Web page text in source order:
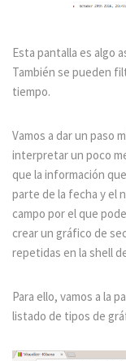
Esta pantalla es algo
También se pueden
tiempo.
Vamos a dar un paso
interpretar un poco
que la información
parte de la fecha y el
campo por el que
crear un gráfico de
repetidas en la shell
Para ello, vamos a la
listado de tipos de